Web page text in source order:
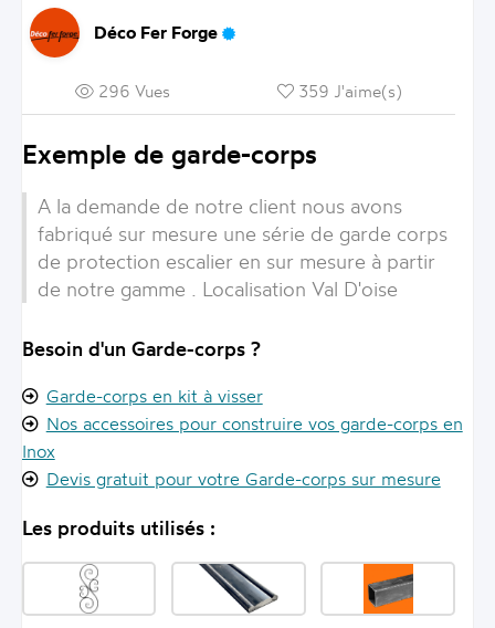
Déco Fer Forge
296 Vues 359 J'aime(s)
Exemple de garde-corps
A la demande de notre client nous avons
fabriqué sur mesure une série de garde corps
de protection escalier en sur mesure à partir
de notre gamme . Localisation Val D'oise
Besoin d'un Garde-corps ?
Garde-corps en kit à visser
Nos accessoires pour construire vos garde-corps en
Inox
Devis gratuit pour votre Garde-corps sur mesure
Les produits utilisés :